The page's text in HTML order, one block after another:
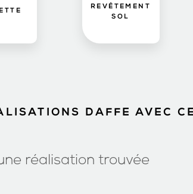
REVÊTEMENT
SOL
DAFFE AVEC
réalisation trouvée